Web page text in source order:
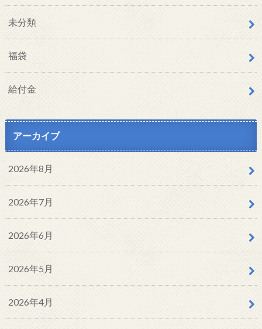
未分類
福袋
給付金
アーカイブ
2026年8月
2026年7月
2026年6月
2026年5月
2026年4月